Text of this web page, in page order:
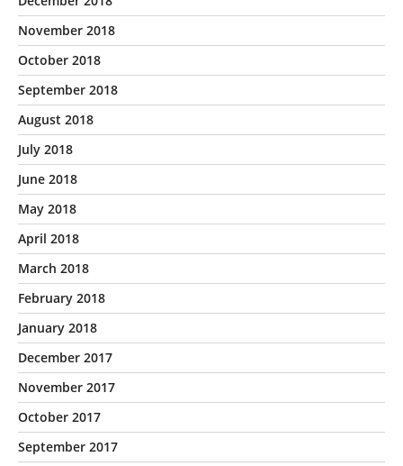
November 2018
October 2018
September 2018
August 2018
July 2018
June 2018
May 2018
April 2018
March 2018
February 2018
January 2018
December 2017
November 2017
October 2017
September 2017